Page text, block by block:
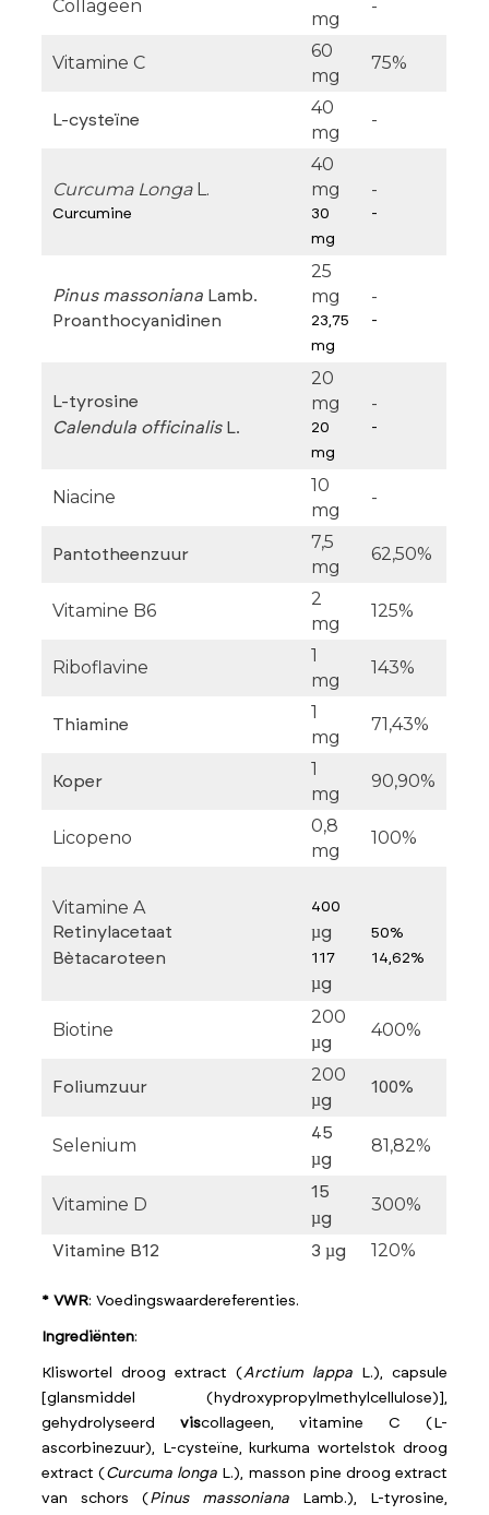
Collageen
mg
-
Vitamine C
60
mg
75%
L-cysteïne
40
mg
-
Curcuma LongaL.
Curcumine
40
mg
30
mg
-
-
Pinus massoniana Lamb.
Proanthocyanidinen
25
mg
23,75
mg
-
-
L-tyrosine
Calendula officinalis L.
20
mg
20
mg
-
-
Niacine
10
mg
-
Pantotheenzuur
7,5
mg
62,50%
Vitamine B6
2
mg
125%
Riboflavine
1
mg
143%
Thiamine
1
mg
71,43%
Koper
1
mg
90,90%
Licopeno
0,8
mg
100%
Vitamine A
Retinylacetaat
Bètacaroteen
400
µg
117
µg
50%
14,62%
Biotine
200
µg
400%
Foliumzuur
200
µg
100%
Selenium
45
µg
81,82%
Vitamine D
15
µg
300%
Vitamine B12 3 µg 120%
* VWR: Voedingswaardereferenties.
Ingrediënten:
Kliswortel droog extract (Arctium lappaL.), capsule
[glansmiddel (hydroxypropylmethylcellulose)],
gehydrolyseerdviscollageen, vitamine C (L-
ascorbinezuur), L-cysteïne, kurkuma wortelstok droog
extract ( Curcuma longa L.), masson pine droog extract
van schors ( Pinus massonianaLamb.), L-tyrosine,